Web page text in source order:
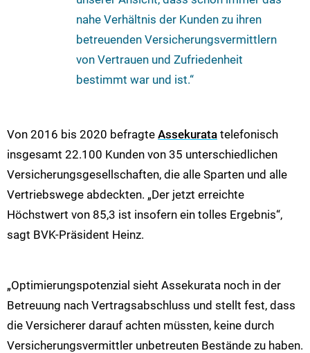
nahe Verhältnis der Kunden zu ihren
betreuenden Versicherungsvermittlern
von Vertrauen und Zufriedenheit
bestimmt war und ist.“
Von 2016 bis 2020 befragte Assekurata telefonisch
insgesamt 22.100 Kunden von 35 unterschiedlichen
Versicherungsgesellschaften, die alle Sparten und alle
Vertriebswege abdeckten. „Der jetzt erreichte
Höchstwert von 85,3 ist insofern ein tolles Ergebnis“,
sagt BVK-Präsident Heinz.
„Optimierungspotenzial sieht Assekurata noch in der
Betreuung nach Vertragsabschluss und stellt fest, dass
die Versicherer darauf achten müssten, keine durch
Versicherungsvermittler unbetreuten Bestände zu haben.